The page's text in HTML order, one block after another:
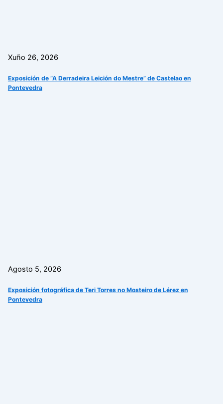
Xuño 26, 2026
Exposición de “A Derradeira Leición do Mestre” de Castelao en
Pontevedra
Agosto 5, 2026
Exposición fotográfica de Teri Torres no Mosteiro de Lérez en
Pontevedra